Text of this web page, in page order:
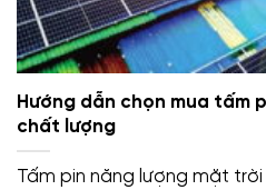
Hướng dẫn chọn mua tấm
chất lượng
Tấm pin năng lượng mặt